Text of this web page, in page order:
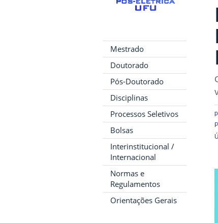
Mestrado
Doutorado
Pós-Doutorado
Disciplinas
Processos Seletivos
Bolsas
Interinstitucional /
Internacional
Normas e
Regulamentos
Orientações Gerais